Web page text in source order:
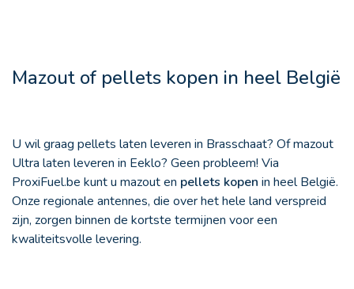
Mazout of pellets kopen in heel België
U wil graag pellets laten leveren in Brasschaat? Of mazout
Ultra laten leveren in Eeklo? Geen probleem! Via
ProxiFuel.be kunt u mazout en pellets kopen in heel België.
Onze regionale antennes, die over het hele land verspreid
zijn, zorgen binnen de kortste termijnen voor een
kwaliteitsvolle levering.